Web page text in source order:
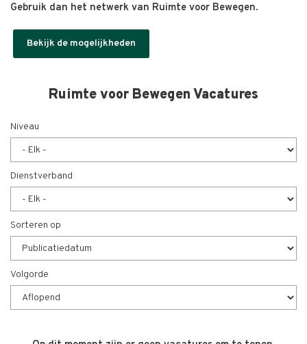
Gebruik dan het netwerk van Ruimte voor Bewegen.
Bekijk de mogelijkheden
Ruimte voor Bewegen Vacatures
Niveau
Dienstverband
Sorteren op
Volgorde